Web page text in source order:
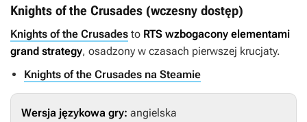
Knights of the Crusades (wczesny dostęp)
Knights of the Crusades to RTS wzbogacony elementami
grand strategy, osadzony w czasach pierwszej krucjaty.
Knights of the Crusades na Steamie
Wersja językowa gry: angielska